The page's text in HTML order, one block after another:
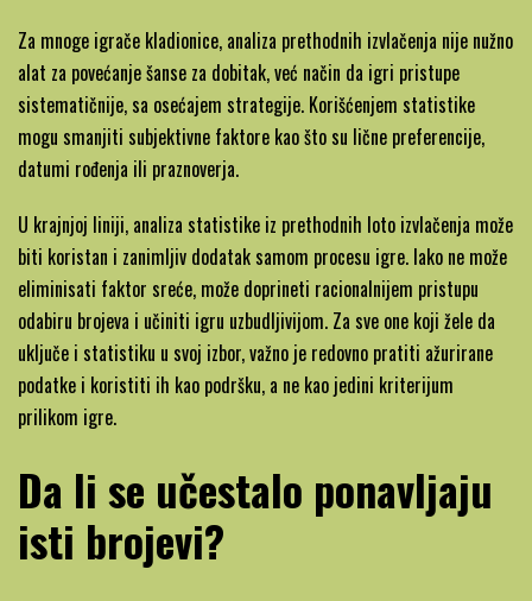
Za mnoge igrače kladionice, analiza prethodnih izvlačenja nije nužno
alat za povećanje šanse za dobitak, već način da igri pristupe
sistematičnije, sa osećajem strategije. Korišćenjem statistike
mogu smanjiti subjektivne faktore kao što su lične preferencije,
datumi rođenja ili praznoverja.
U krajnjoj liniji, analiza statistike iz prethodnih loto izvlačenja može
biti koristan i zanimljiv dodatak samom procesu igre. Iako ne može
eliminisati faktor sreće, može doprineti racionalnijem pristupu
odabiru brojeva i učiniti igru uzbudljivijom. Za sve one koji žele da
uključe i statistiku u svoj izbor, važno je redovno pratiti ažurirane
podatke i koristiti ih kao podršku, a ne kao jedini kriterijum
prilikom igre.
Da li se učestalo ponavljaju
isti brojevi?